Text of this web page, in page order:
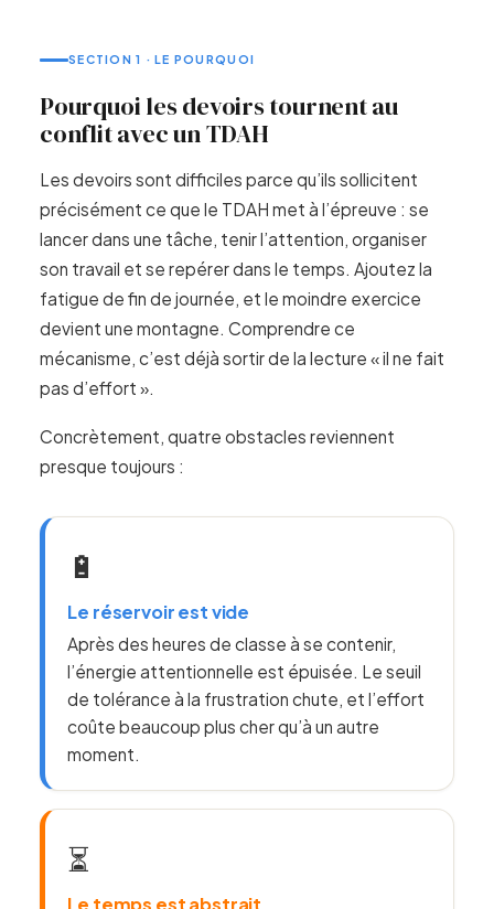
SECTION 1 · LE POURQUOI
Pourquoi les devoirs tournent au
conflit avec un TDAH
Les devoirs sont difficiles parce qu’ils sollicitent
précisément ce que le TDAH met à l’épreuve : se
lancer dans une tâche, tenir l’attention, organiser
son travail et se repérer dans le temps. Ajoutez la
fatigue de fin de journée, et le moindre exercice
devient une montagne. Comprendre ce
mécanisme, c’est déjà sortir de la lecture « il ne fait
pas d’effort ».
Concrètement, quatre obstacles reviennent
presque toujours :
🔋
Le réservoir est vide
Après des heures de classe à se contenir,
l’énergie attentionnelle est épuisée. Le seuil
de tolérance à la frustration chute, et l’effort
coûte beaucoup plus cher qu’à un autre
moment.
⏳
Le temps est abstrait